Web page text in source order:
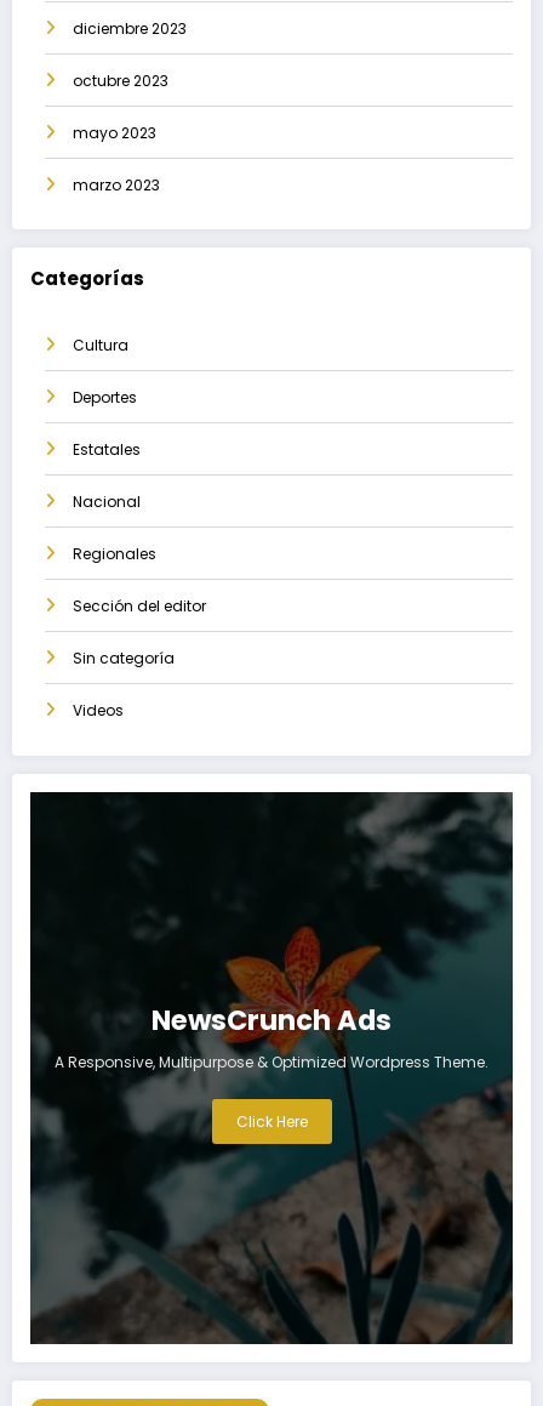
diciembre 2023
octubre 2023
mayo 2023
marzo 2023
Categorías
Cultura
Deportes
Estatales
Nacional
Regionales
Sección del editor
Sin categoría
Videos
NewsCrunch Ads
A Responsive, Multipurpose & Optimized Wordpress Theme.
Click Here